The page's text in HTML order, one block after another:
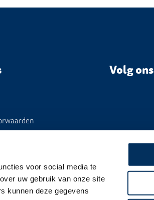
voor social media te
uw gebruik van onze site
kunnen deze gegevens
Volg ons